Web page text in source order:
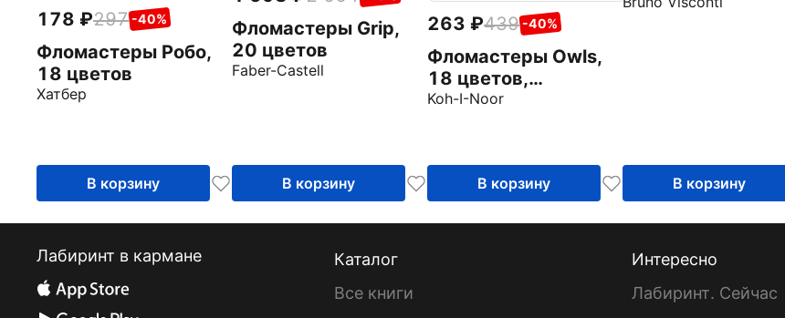
178 297 -40%
Фломастеры Робо,
18 цветов
Хатбер
В корзину
Фломастеры Grip,
20 цветов
Faber-Castell
В корзину
263 439 -40%
Фломастеры Owls,
18 цветов,
смываемые чернила
Koh-I-Noor
В корзину В корзину
Лабиринт в кармане
Каталог
Все книги
Интересно
Лабиринт. Сейчас